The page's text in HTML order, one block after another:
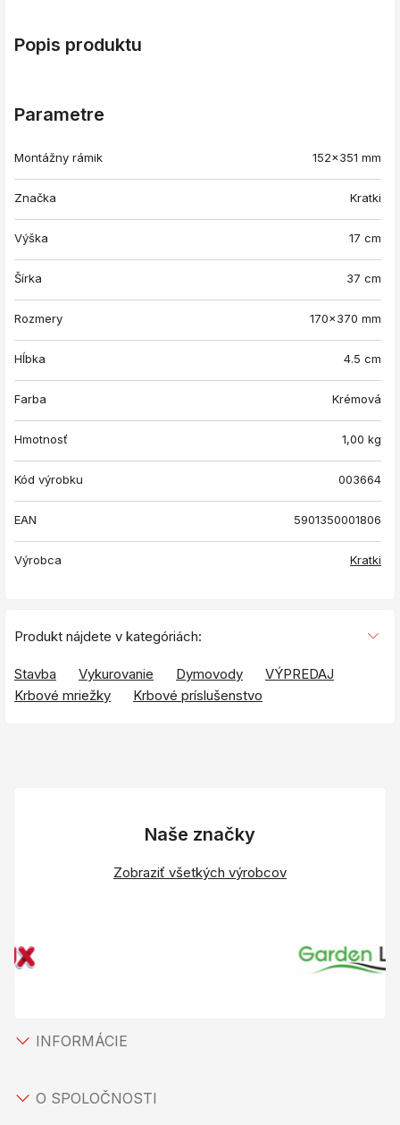
Popis produktu
Parametre
Montážny rámik 152x351 mm
Značka Kratki
Výška 17 cm
Šírka 37 cm
Rozmery 170x370 mm
Hĺbka 4.5 cm
Farba Krémová
Hmotnosť 1,00 kg
Kód výrobku 003664
EAN 5901350001806
Výrobca Kratki
Produkt nájdete v kategóriách:
Stavba Vykurovanie Dymovody
VÝPREDAJ
Krbové mriežky
Krbové príslušenstvo
Naše značky
Zobraziť všetkých výrobcov
INFORMÁCIE
O SPOLOČNOSTI